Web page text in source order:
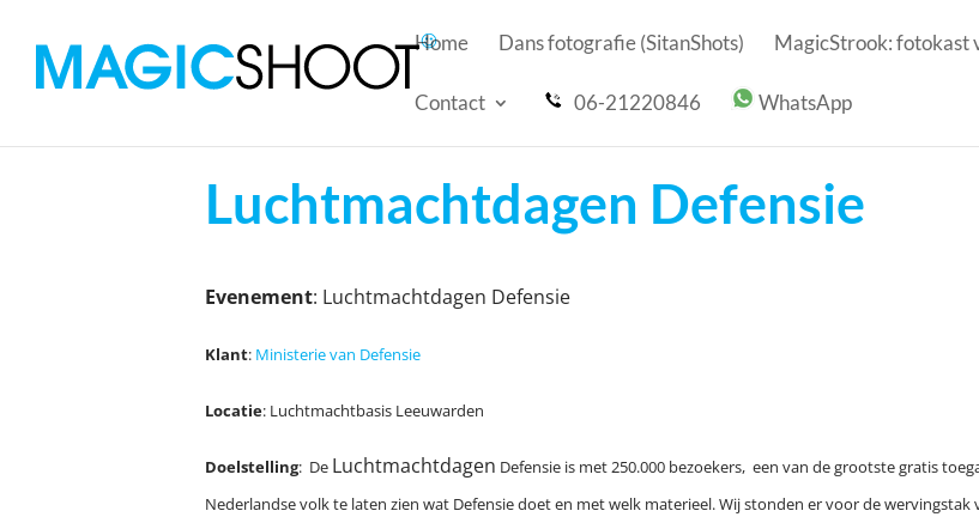
Home Dans fotografie (SitanShots) MagicStrook: fotokast
Contact 06-21220846 WhatsApp
Luchtmachtdagen Defensie
Evenement: Luchtmachtdagen Defensie
Klant: Ministerie van Defensie
Locatie: Luchtmachtbasis Leeuwarden
Doelstelling: De Luchtmachtdagen Defensie is met 250.000 bezoekers, een van de grootste gratis
Nederlandse volk te laten zien wat Defensie doet en met welk materieel. Wij stonden er voor de wervingstak